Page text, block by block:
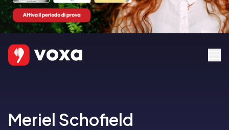
Meriel Schofield